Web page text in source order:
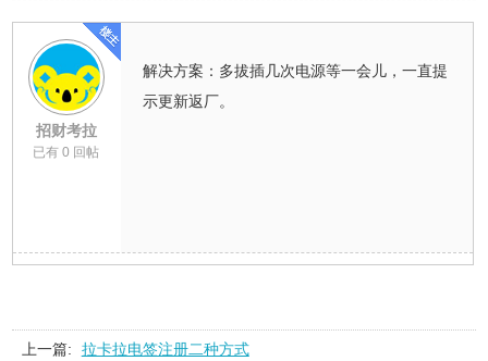
招财考拉
已有 0 回帖
解决方案：多拔插几次电源等一会儿，一直提
示更新返厂。
上一篇:
拉卡拉电签注册二种方式